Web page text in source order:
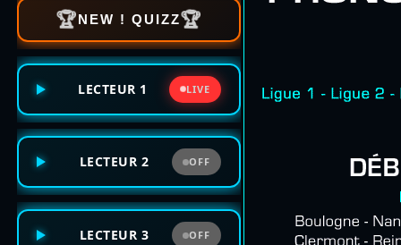
🏆NEW ! QUIZZ🏆
LECTEUR 1 LIVE
LECTEUR 2 OFF
LECTEUR 3 OFF